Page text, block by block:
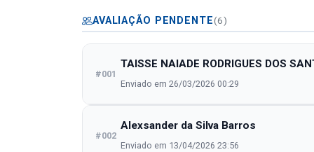
AVALIAÇÃO PENDENTE(6)
#001
TAISSE NAIADE RODRIGUES DOS
Enviado em 26/03/2026 00:29
#002
Alexsander da Silva Barros
Enviado em 13/04/2026 23:56